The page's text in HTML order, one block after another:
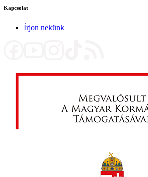
Kapcsolat
Írjon nekünk